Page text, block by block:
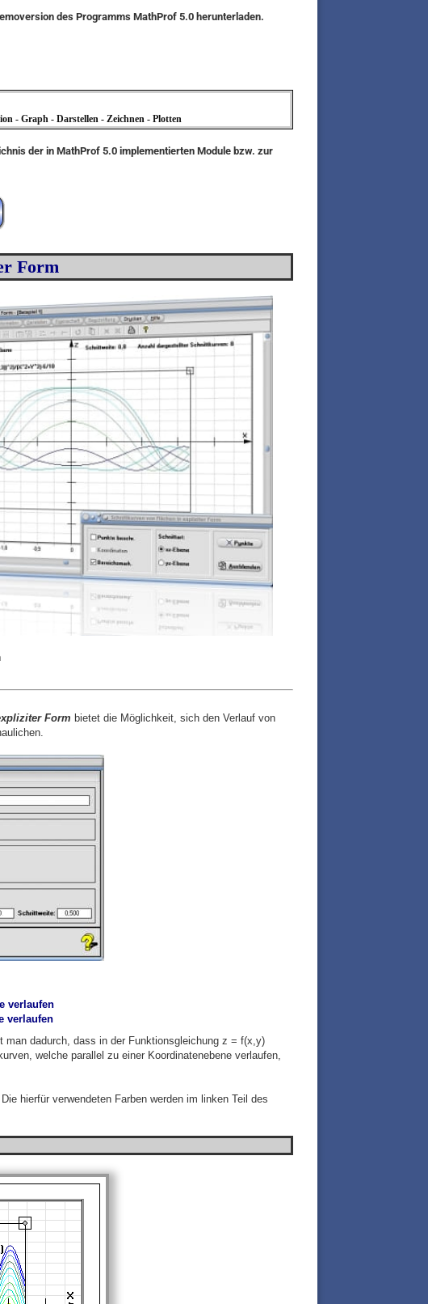
des Programms MathProf 5.0 herunterladen.
- Graph - Darstellen - Zeichnen - Plotten
der in MathProf 5.0 implementierten Module bzw. zur
Form
Form bietet die Möglichkeit, sich den Verlauf von
verlaufen
verlaufen
man dadurch, dass in der Funktionsgleichung z = f(x,y)
welche parallel zu einer Koordinatenebene verlaufen,
hierfür verwendeten Farben werden im linken Teil des